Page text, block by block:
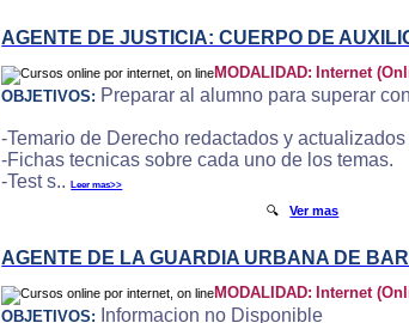
AGENTE DE JUSTICIA: CUERPO DE
MODALIDAD: Internet
OBJETIVOS: Preparar al alumno para superar
-Temario de Derecho redactados y
-Fichas tecnicas sobre cada uno de los temas.
-Test s..Leer mas>>
🔍Ver mas
AGENTE DE LA GUARDIA URBANA DE
MODALIDAD: Internet
OBJETIVOS:
Informacion no Disponible